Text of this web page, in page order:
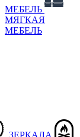
МЕБЕЛЬ
МЯГКАЯ
МЕБЕЛЬ